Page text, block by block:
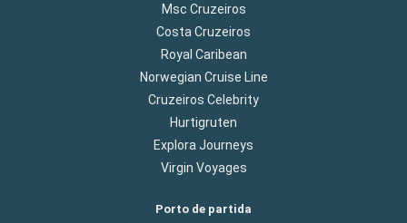
Msc Cruzeiros
Costa Cruzeiros
Royal Caribean
Norwegian Cruise Line
Cruzeiros Celebrity
Hurtigruten
Explora Journeys
Virgin Voyages
Porto de partida